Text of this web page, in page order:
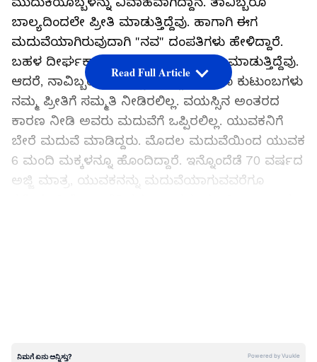
ಬಾಲ್ಯದಿಂದಲೇ ಪ್ರೀತಿ ಮಾಡುತ್ತಿದ್ದೆವು. ಹಾಗಾಗಿ ಈಗ
ಮದುವೆಯಾಗಿರುವುದಾಗಿ "ನವ" ದಂಪತಿಗಳು ಹೇಳಿದ್ದಾರೆ.
ಬಹಳ ದೀರ್ಘಕಾಲದಿಂದ ನಾವಿಬ್ಬರೂ ಪ್ರೀತಿ ಮಾಡುತ್ತಿದ್ದೆವು.
ಆದರೆ, ನಾವಿಬ್ಬರೂ ವಯಸ್ಸಿನಲ್ಲಿದ್ದಾಗ ಎರಡೂ ಕುಟುಂಬಗಳು
ನಮ್ಮ ಪ್ರೀತಿಗೆ ಸಮ್ಮತಿ ನೀಡಿರಲಿಲ್ಲ. ವಯಸ್ಸಿನ ಅಂತರದ
ಕಾರಣ ನೀಡಿ ಅವರು ಮದುವೆಗೆ ಒಪ್ಪಿರಲಿಲ್ಲ. ಯುವಕನಿಗೆ
ಬೇರೆ ಮದುವೆ ಮಾಡಿದ್ದರು. ಮೊದಲ ಮದುವೆಯಿಂದ ಯುವಕ
6 ಮಂದಿ ಮಕ್ಕಳನ್ನೂ ಹೊಂದಿದ್ದಾರೆ. ಇನ್ನೊಂದೆಡೆ 70 ವರ್ಷದ
ಅಜ್ಜಿ ಮಾತ್ರ, ಯುವಕನನ್ನು ಮದುವೆಯಾಗುವವರೆಗೂ
Read Full Article